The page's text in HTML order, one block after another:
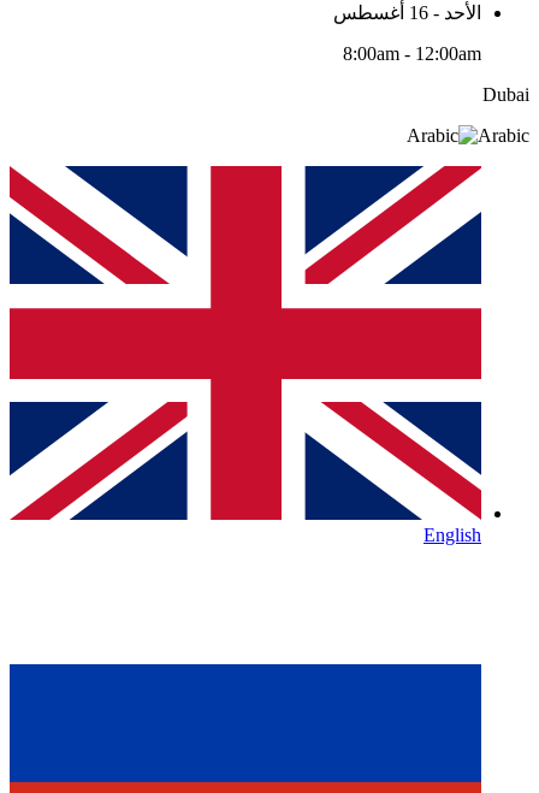
الأحد - 16 أغسطس
8:00am - 12:00am
Dubai
Arabic
English